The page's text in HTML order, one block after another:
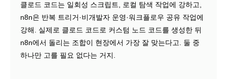
클로드 코드는 일회성 스크립트, 로컬 탐색 작업에 강하고,
n8n은 반복 트리거·비개발자 운영·워크플로우 공유 작업에
강해. 실제로 클로드 코드로 커스텀 노드 코드를 생성한 뒤
n8n에서 돌리는 조합이 현장에서 가장 잘 맞는다고. 둘 중
하나만 고를 필요 없다는 거지.